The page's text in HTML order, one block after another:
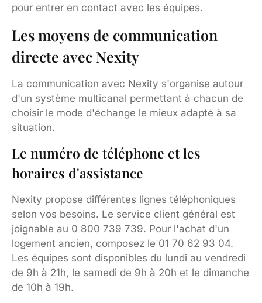
pour entrer en contact avec les équipes.
Les moyens de communication
directe avec Nexity
La communication avec Nexity s'organise autour
d'un système multicanal permettant à chacun de
choisir le mode d'échange le mieux adapté à sa
situation.
Le numéro de téléphone et les
horaires d'assistance
Nexity propose différentes lignes téléphoniques
selon vos besoins. Le service client général est
joignable au 0 800 739 739. Pour l'achat d'un
logement ancien, composez le 01 70 62 93 04.
Les équipes sont disponibles du lundi au vendredi
de 9h à 21h, le samedi de 9h à 20h et le dimanche
de 10h à 19h.